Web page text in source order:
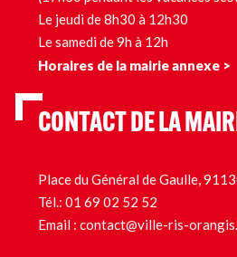
Le jeudi de 8h30 à 12h30
Le samedi de 9h à 12h
Horaires de la mairie annexe >
CONTACT DE LA
Place du Général de Gaulle,
Tél.: 01 69 02 52 52
Email : contact@ville-ris-